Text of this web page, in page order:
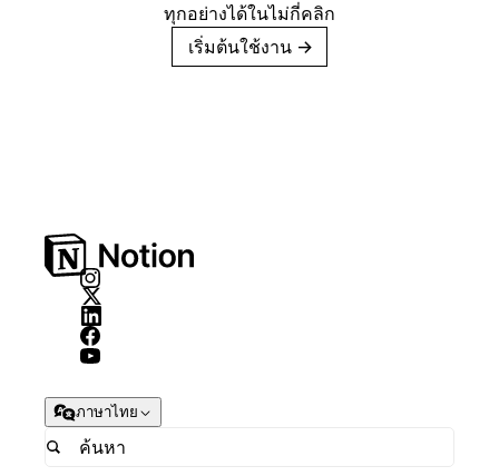
ทุกอย่างได้ในไม่กี่คลิก
เริ่มต้นใช้งาน →
ภาษาไทย